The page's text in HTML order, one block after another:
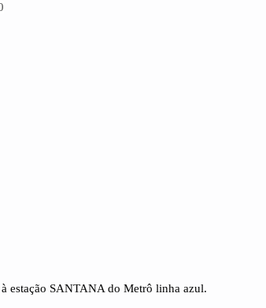
estação SANTANA do Metrô linha azul.